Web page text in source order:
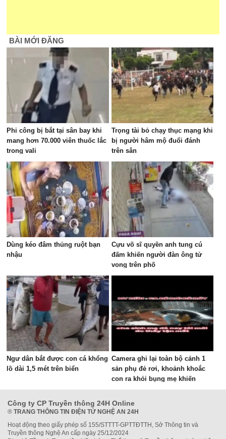
BÀI MỚI ĐĂNG
Phi công bị bắt tại sân bay khi
mang hơn 70.000 viên thuốc lắc
trong vali
Trọng tài bỏ chạy thục mạng khi
bị người hâm mộ đuổi đánh
trên sân
Dùng kéo đâm thủng ruột bạn
nhậu
Cựu võ sĩ quyền anh tung cú
đấm khiến người đàn ông tử
vong trên phố
Ngư dân bắt được con cá khổng
lồ dài 1,5 mét trên biển
Camera ghi lại toàn bộ cảnh 1
sản phụ đẻ rơi, khoảnh khoắc
con ra khỏi bụng mẹ khiến
nhiều người thót tim
Công ty CP Truyền thông 24H Online
® TRANG THÔNG TIN ĐIỆN TỬ NGHỆ AN 24H
Hoạt động theo giấy phép số 155/STTTT-GPTTĐTTH, Sở Thông tin và
Truyền thông Nghệ An cấp ngày 25/12/2024